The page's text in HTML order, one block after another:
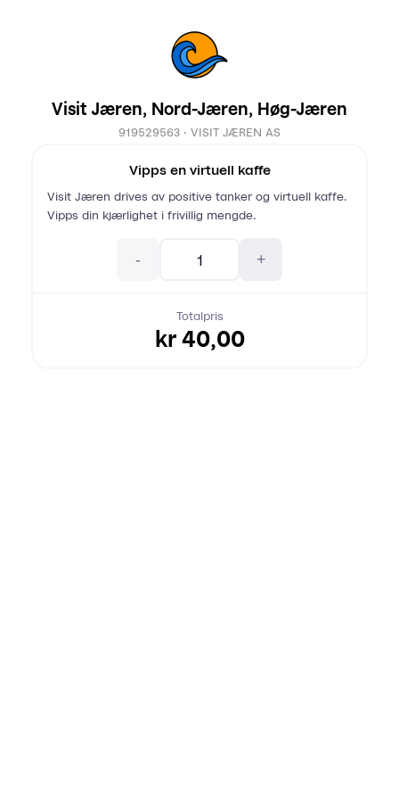
Visit Jæren, Nord-Jæren, Høg-Jæren
919529563 · VISIT JÆREN AS
Vipps en virtuell kaffe
Visit Jæren drives av positive tanker og virtuell kaffe.
Vipps din kjærlighet i frivillig mengde.
"Antall"
- +
Totalpris
kr 40,00